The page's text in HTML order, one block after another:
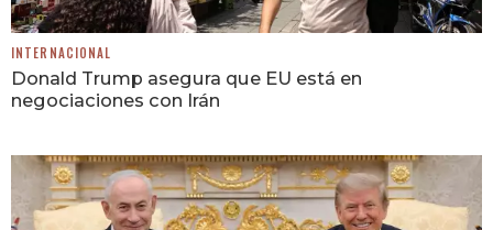
INTERNACIONAL
Donald Trump asegura que EU está en
negociaciones con Irán